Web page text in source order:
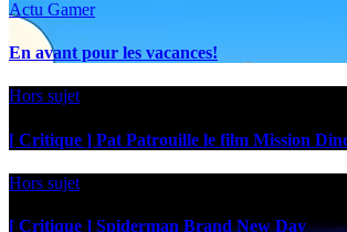
Actu Gamer
En avant pour les vacances!
Hors sujet
[ Critique ] Pat Patrouille le film Mission
Hors sujet
[ Critique ] Spiderman Brand New Day